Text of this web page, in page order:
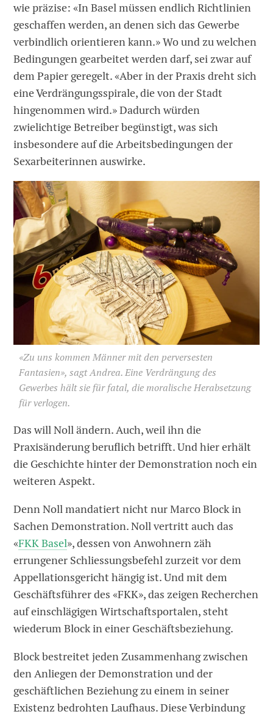
wie präzise: «In Basel müssen endlich Richtlinien
geschaffen werden, an denen sich das Gewerbe
verbindlich orientieren kann.» Wo und zu welchen
Bedingungen gearbeitet werden darf, sei zwar auf
dem Papier geregelt. «Aber in der Praxis dreht sich
eine Verdrängungsspirale, die von der Stadt
hingenommen wird.» Dadurch würden
zwielichtige Betreiber begünstigt, was sich
insbesondere auf die Arbeitsbedingungen der
Sexarbeiterinnen auswirke.
«Zu uns kommen Männer mit den perversesten
Fantasien», sagt Andrea. Eine Verdrängung des
Gewerbes hält sie für fatal, die moralische Herabsetzung
für verlogen.
Das will Noll ändern. Auch, weil ihn die
Praxisänderung beruflich betrifft. Und hier erhält
die Geschichte hinter der Demonstration noch ein
weiteren Aspekt.
Denn Noll mandatiert nicht nur Marco Block in
Sachen Demonstration. Noll vertritt auch das
«FKK Basel», dessen von Anwohnern zäh
errungener Schliessungsbefehl zurzeit vor dem
Appellationsgericht hängig ist. Und mit dem
Geschäftsführer des «FKK», das zeigen Recherchen
auf einschlägigen Wirtschaftsportalen, steht
wiederum Block in einer Geschäftsbeziehung.
Block bestreitet jeden Zusammenhang zwischen
den Anliegen der Demonstration und der
geschäftlichen Beziehung zu einem in seiner
Existenz bedrohten Laufhaus. Diese Verbindung